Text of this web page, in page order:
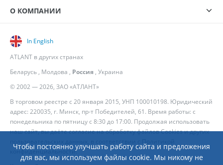
Чтобы постоянно улучшать работу сайта и предложения
для вас, мы используем файлы cookie. Мы никому не
О КОМПАНИИ
© 2002 — 2026, ЗАО «АТЛАНТ»
В торговом реестре с 20 января 2015, УНП 100010198. Юридический
адрес: 220035, г. Минск, пр-т Победителей, 61. Время работы: с
понедельника по пятницу с 8:30 до 17:00. Продолжая использовать
наш сайт, вы даёте согласие на обработку файлов Cookies и других
конфиденциальности.
In English
ATLANT в других странах
Беларусь , Молдова , Россия , Украина